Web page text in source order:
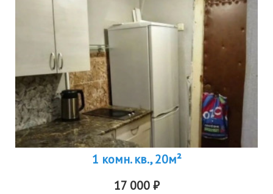
1 комн. кв., 20м²
17 000 ₽